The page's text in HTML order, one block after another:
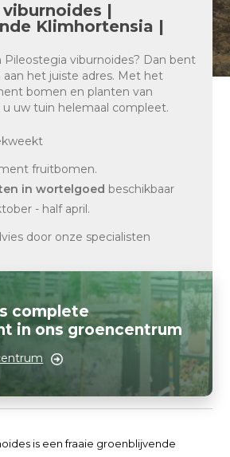
|
Klimhortensia |
Pileostegia viburnoides? Dan bent
het juiste adres. Met het
bomen en planten van
uw tuin helemaal compleet.
fruitbomen.
in wortelgoed beschikbaar
- half april.
door onze specialisten
complete
in ons groencentrum
is een fraaie groenblijvende